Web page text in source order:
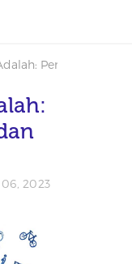
Pengertian,
2023